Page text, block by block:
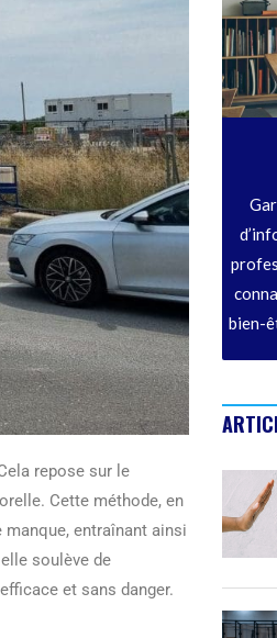
repose sur le
Cette méthode, en
entraînant ainsi
soulève de
et sans danger.
bien-